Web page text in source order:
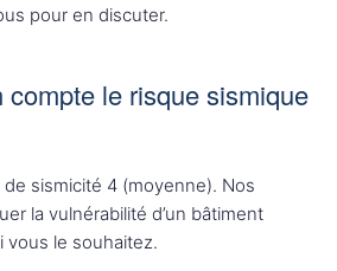
pour en discuter.
compte le risque sismique
sismicité 4 (moyenne). Nos
la vulnérabilité d’un bâtiment
vous le souhaitez.